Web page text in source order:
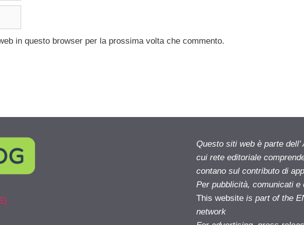
in questo browser per la prossima volta che commento.
Questo siti web è parte
cui rete editoriale
contano sul contributo di
Per pubblicità, comunicati e
This website is part of the
network